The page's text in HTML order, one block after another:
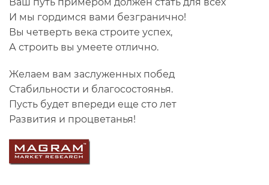
И мы гордимся вами безгранично!
Вы четверть века строите успех,
А строить вы умеете отлично.
Желаем вам заслуженных побед
Стабильности и благосостоянья.
Пусть будет впереди еще сто лет
Развития и процветанья!